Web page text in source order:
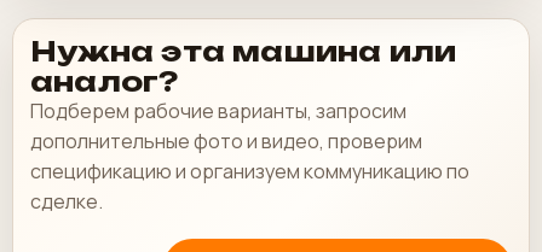
Нужна эта машина или
аналог?
Подберем рабочие варианты, запросим
дополнительные фото и видео, проверим
спецификацию и организуем коммуникацию по
сделке.